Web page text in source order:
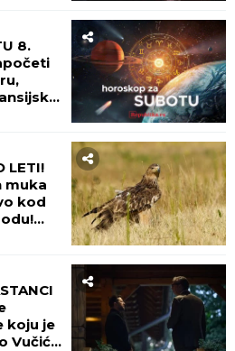
8.
LETI!
muka
kod
koju je
Vučić!